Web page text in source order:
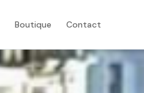
Boutique Contact